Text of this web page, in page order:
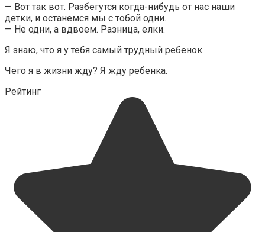
— Вот так вот. Разбегутся когда-нибудь от нас наши
детки, и останемся мы с тобой одни.
— Не одни, а вдвоем. Разница, елки.
Я знаю, что я у тебя самый трудный ребенок.
Чего я в жизни жду? Я жду ребенка.
Рейтинг